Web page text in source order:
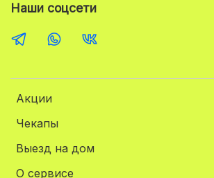
Акции
Чекапы
Выезд на дом
О сервисе
Наши соцсети